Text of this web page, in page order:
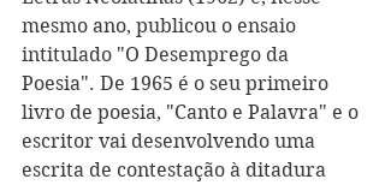
mesmo ano, publicou o ensaio
intitulado "O Desemprego da
Poesia". De 1965 é o seu primeiro
livro de poesia, "Canto e Palavra" e o
escritor vai desenvolvendo uma
escrita de contestação à ditadura